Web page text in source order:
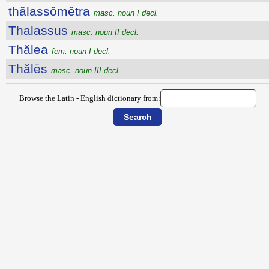
thălassŏmĕtra masc. noun I decl.
Thalassus masc. noun II decl.
Thălea fem. noun I decl.
Thălēs masc. noun III decl.
Browse the Latin - English dictionary from: